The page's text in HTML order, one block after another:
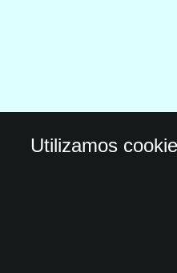
Utilizamos